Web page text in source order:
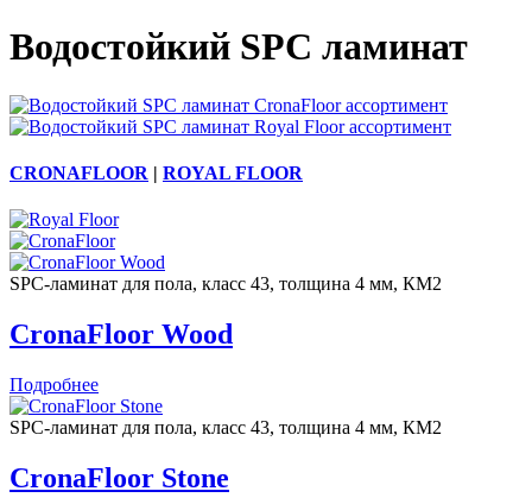
Водостойкий SPC ламинат
CRONAFLOOR | ROYAL FLOOR
SPC-ламинат для пола, класс 43, толщина 4 мм, КМ2
CronaFloor Wood
Подробнее
SPC-ламинат для пола, класс 43, толщина 4 мм, КМ2
CronaFloor Stone